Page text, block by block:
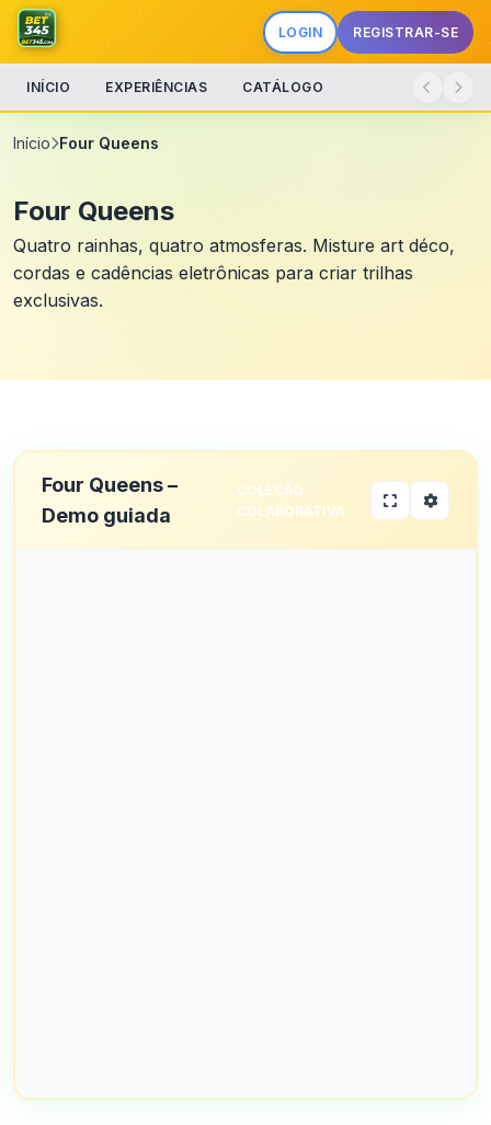
LOGIN REGISTRAR-SE
INÍCIO EXPERIÊNCIAS CATÁLOGO
Início Four Queens
Four Queens
Quatro rainhas, quatro atmosferas. Misture art déco,
cordas e cadências eletrônicas para criar trilhas
exclusivas.
Four Queens –
Demo guiada
COLEÇÃO
COLABORATIVA